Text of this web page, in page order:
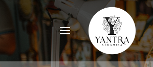
Найти
Например,
велосипед